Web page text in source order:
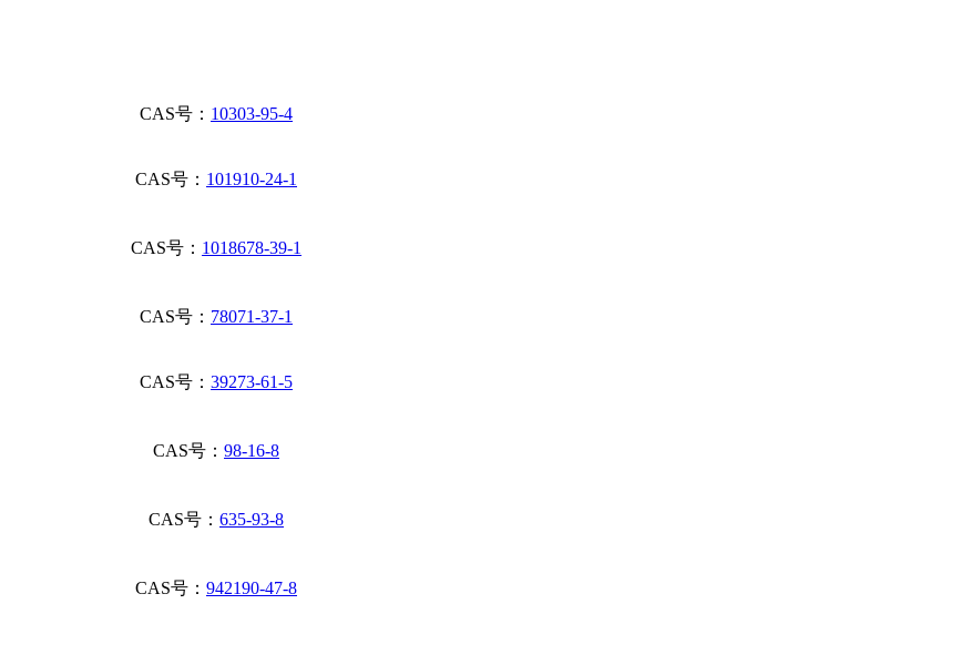
CAS号： 10303-95-4
CAS号： 101910-24-1
CAS号： 1018678-39-1
CAS号： 78071-37-1
CAS号： 39273-61-5
CAS号： 98-16-8
CAS号： 635-93-8
CAS号： 942190-47-8